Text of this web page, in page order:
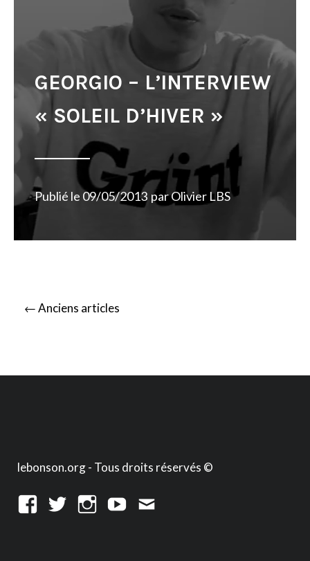
GEORGIO – L’INTERVIEW
« SOLEIL D’HIVER »
Publié le 09/05/2013 parOlivier LBS
Posts
←Anciens articles
lebonson.org - Tous droits réservés ©